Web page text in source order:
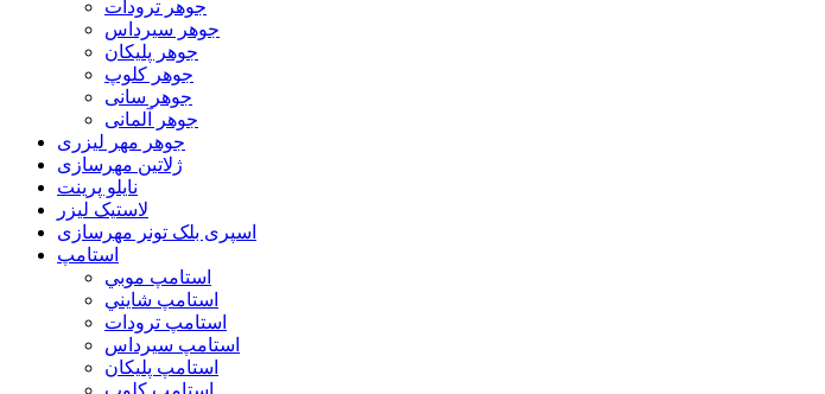
جوهر ترودات
جوهر سيرداس
جوهر پلیکان
جوهر کلوپ
جوهر سانی
جوهر آلمانی
جوهر مهر لیزری
ژلاتين مهرسازی
نایلو پرینت
لاستیک لیزر
اسپری بلک تونر مهرسازی
استامپ
استامپ موبي
استامپ شايني
استامپ ترودات
استامپ سيرداس
استامپ پلیکان
استامپ کلوپ